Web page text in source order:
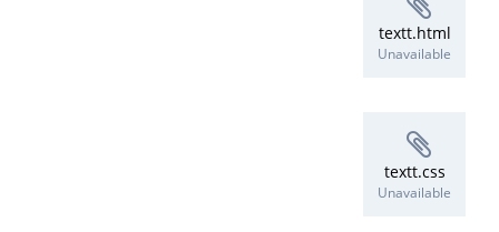
textt.html
Unavailable
textt.css
Unavailable